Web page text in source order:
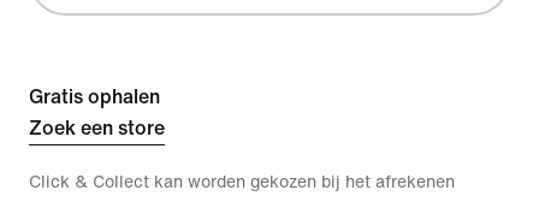
Gratis ophalen
Zoek een store
Click & Collect kan worden gekozen bij het afrekenen